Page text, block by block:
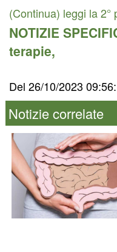
(Continua) leggi la 2°
NOTIZIE
terapie,
Del 26/10/2023
Notizie correlate